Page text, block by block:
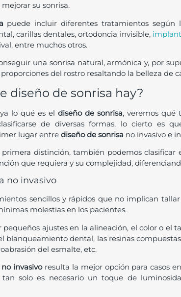
su sonrisa.
puede incluir diferentes tratamientos según
carillas dentales, ortodoncia invisible,
entre muchos otros.
una sonrisa natural, armónica y, por
del rostro resaltando la belleza de
diseño de sonrisa hay?
lo qué es el diseño de sonrisa, veremos qué
de diversas formas, lo cierto es
lugar entre diseño de sonrisa no invasivo e
distinción, también podemos clasificar
que requiera y su complejidad,
no invasivo
sencillos y rápidos que no implican
molestias en los pacientes.
pequeños ajustes en la alineación, el color o el
blanqueamiento dental, las resinas
del esmalte, etc.
invasivoresulta la mejor opción para casos
tan solo es necesario un toque de